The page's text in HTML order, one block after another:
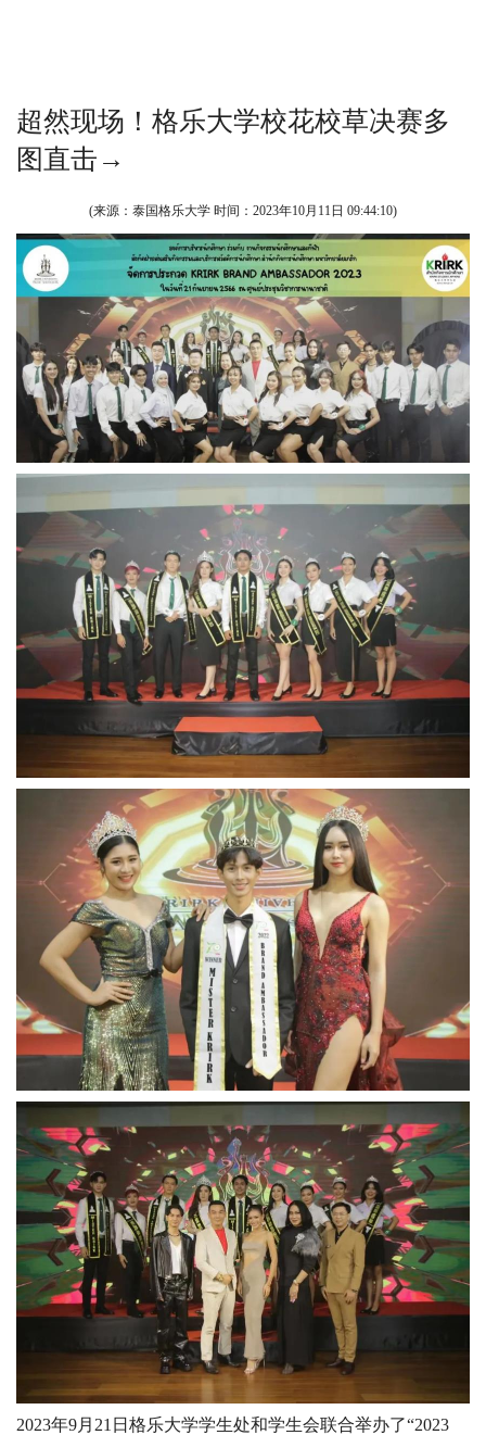
超然现场！格乐大学校花校草决赛多
图直击→
(来源：泰国格乐大学 时间： 2023年10月11日 09:44:10)
2023年9月21日格乐大学学生处和学生会联合举办了“2023